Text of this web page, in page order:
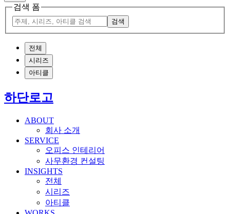
검색 폼
검색
전체
시리즈
아티클
하단로고
ABOUT
회사 소개
SERVICE
오피스 인테리어
사무환경 컨설팅
INSIGHTS
전체
시리즈
아티클